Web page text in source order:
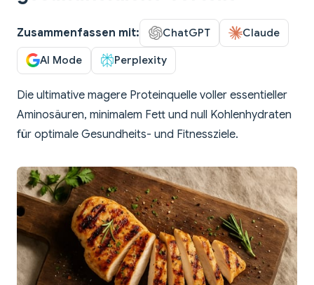
Zusammenfassen mit: ChatGPT Claude
AI Mode Perplexity
Die ultimative magere Proteinquelle voller essentieller
Aminosäuren, minimalem Fett und null Kohlenhydraten
für optimale Gesundheits- und Fitnessziele.